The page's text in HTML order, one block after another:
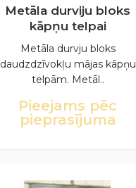
Metāla durviju bloks
kāpņu telpai
Metāla durvju bloks
daudzdzīvokļu mājas kāpņu
telpām. Metāl..
Pieejams pēc
pieprasījuma